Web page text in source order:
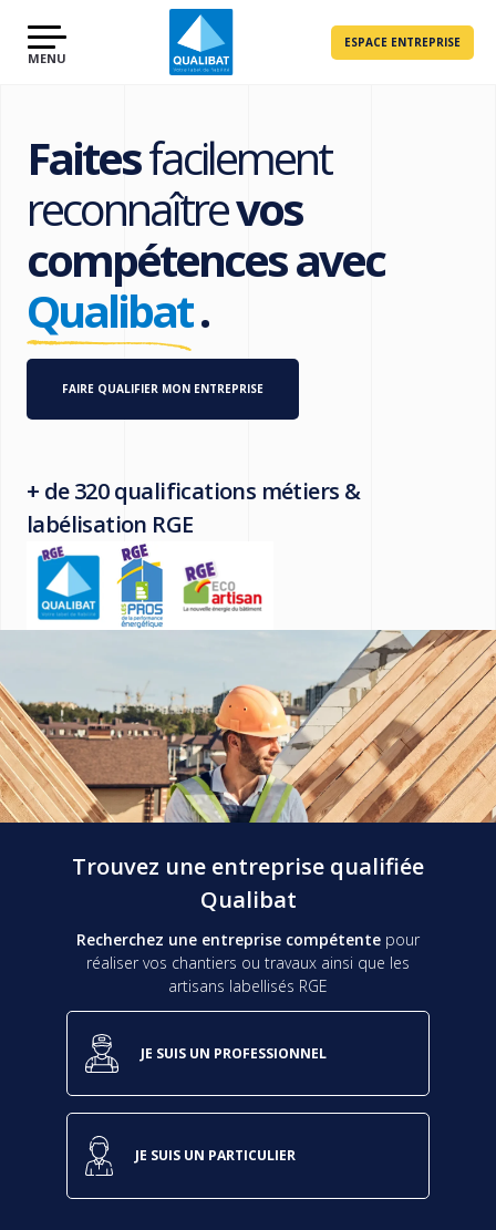
ESPACE ENTREPRISE
Faitesfacilement
reconnaîtrevos
compétences avec
Qualibat.
FAIRE QUALIFIER MON ENTREPRISE
Trouvez une entreprise qualifiée
Qualibat
Recherchez une entreprise compétente pour
réaliser vos chantiers ou travaux ainsi que les
artisans labellisés RGE
JE SUIS UN PROFESSIONNEL
JE SUIS UN PARTICULIER
+ de 320 qualifications métiers &
labélisation RGE